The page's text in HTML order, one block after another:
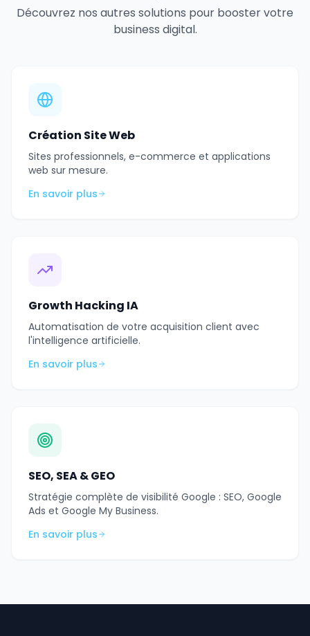
Découvrez nos autres solutions pour booster votre
business digital.
Création Site Web
Sites professionnels, e-commerce et applications
web sur mesure.
En savoir plus
Growth Hacking IA
Automatisation de votre acquisition client avec
l'intelligence artificielle.
En savoir plus
SEO, SEA & GEO
Stratégie complète de visibilité Google : SEO, Google
Ads et Google My Business.
En savoir plus